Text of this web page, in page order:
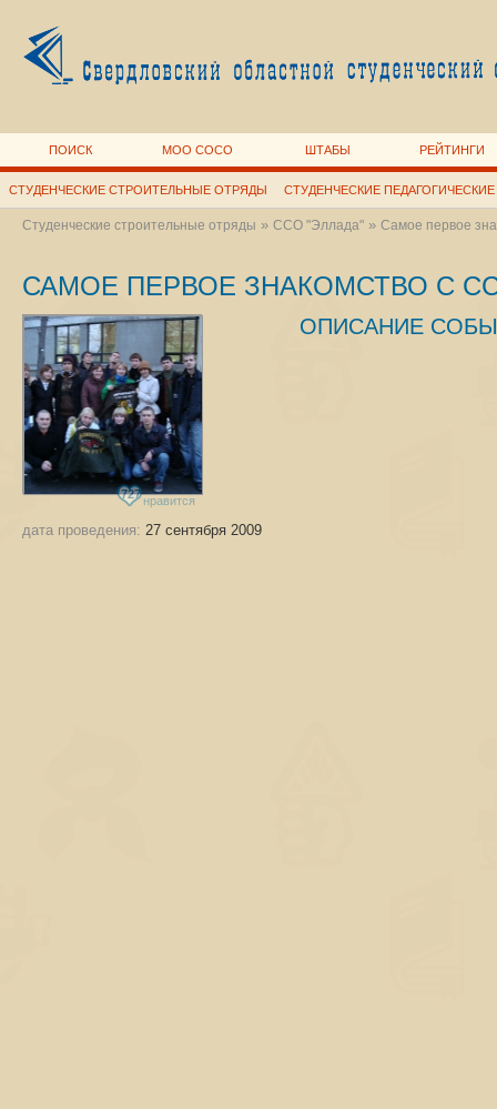
ПОИСК МОО СОСО ШТАБЫ РЕЙТИНГИ
СТУДЕНЧЕСКИЕ СТРОИТЕЛЬНЫЕ ОТРЯДЫ СТУДЕНЧЕСКИЕ
Студенческие строительные отряды » ССО "Эллада"» Самое первое
САМОЕ ПЕРВОЕ ЗНАКОМСТВО С
727 нравится
дата проведения: 27 сентября 2009
ОПИСАНИЕ